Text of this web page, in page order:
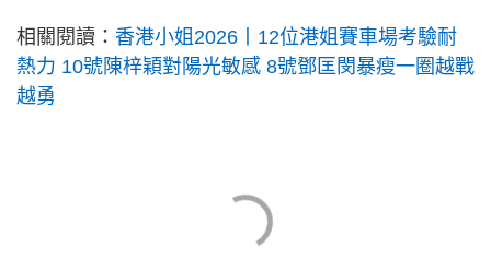
相關閱讀： 香港小姐2026丨12位港姐賽車場考驗耐
熱力 10號陳梓穎對陽光敏感 8號鄧匡閔暴瘦一圈越戰
越勇